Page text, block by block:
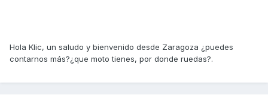
Hola Klic, un saludo y bienvenido desde Zaragoza ¿puedes
contarnos más?¿que moto tienes, por donde ruedas?.